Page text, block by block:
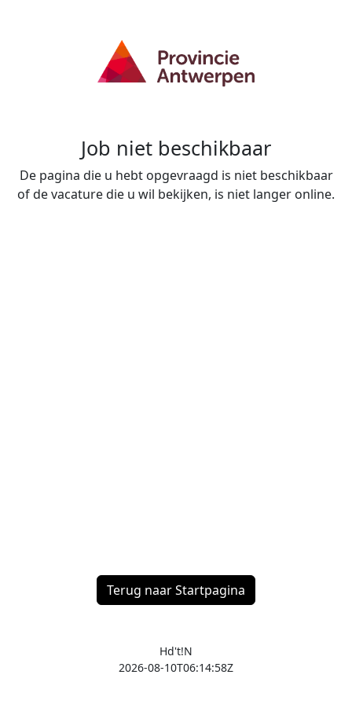
Job niet beschikbaar
De pagina die u hebt opgevraagd is niet beschikbaar
of de vacature die u wil bekijken, is niet langer online.
Terug naar Startpagina
Hd't!N
2026-08-10T06:14:58Z